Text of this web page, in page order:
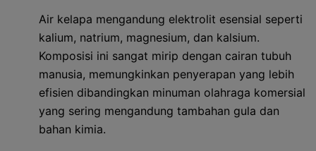
Air kelapa mengandung elektrolit esensial seperti
kalium, natrium, magnesium, dan kalsium.
Komposisi ini sangat mirip dengan cairan tubuh
manusia, memungkinkan penyerapan yang lebih
efisien dibandingkan minuman olahraga komersial
yang sering mengandung tambahan gula dan
bahan kimia.